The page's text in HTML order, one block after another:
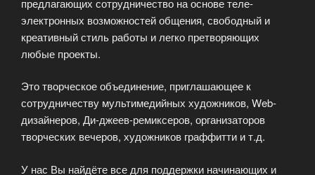
предлагающих сотрудничество на основе теле-
электронных возможностей общения, свободный и
креативный стиль работы и легко претворяющих
любые проекты.
Это творческое объединение, приглашающее к
сотрудничеству мультимедийных художников, Web-
дизайнеров, Ди-джеев-ремиксеров, организаторов
творческих вечеров, художников граффитти и т.д.
У нас Вы найдёте все для поддержки начинающих и